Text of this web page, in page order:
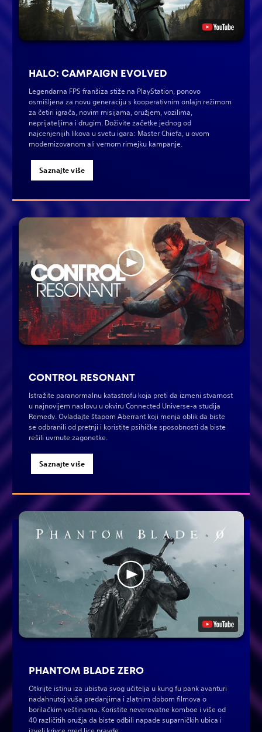
HALO: CAMPAIGN EVOLVED
Legendarna FPS franšiza stiže na PlayStation, ponovo
osmišljena za novu generaciju s kooperativnim onlajn režimom
za četiri igrača, novim misijama, oružjem, vozilima,
neprijateljima i drugim. Doživite začetke jednog od
najcenjenijih likova u svetu igara: Master Chiefa, u ovom
modernizovanom ali vernom rimejku kampanje.
Saznajte više
CONTROL RESONANT
Istražite paranormalnu katastrofu koja preti da izmeni stvarnost
u najnovijem naslovu u okviru Connected Universe-a studija
Remedy. Ovladajte štapom Aberrant koji menja oblik da biste
se odbranili od pretnji i koristite psihičke sposobnosti da biste
rešili uvrnute zagonetke.
Saznajte više
PHANTOM BLADE ZERO
Otkrijte istinu iza ubistva svog učitelja u kung fu pank avanturi
nadahnutoj vuša predanjima i zlatnim dobom filmova o
borilačkim veštinama. Koristite neverovatne komboe i više od
40 različitih oružja da biste odbili napade suparničkih ubica i